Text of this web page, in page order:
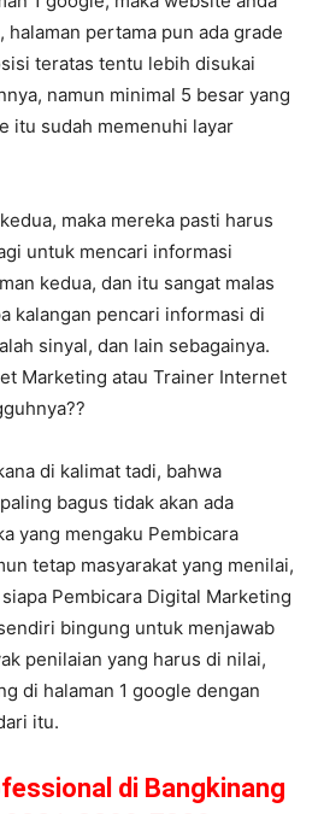
pertama pun ada grade
teratas tentu lebih disukai
namun minimal 5 besar yang
itu sudah memenuhi layar
maka mereka pasti harus
untuk mencari informasi
kedua, dan itu sangat malas
kalangan pencari informasi di
sinyal, dan lain sebagainya.
Marketing atau Trainer Internet
di kalimat tadi, bahwa
bagus tidak akan ada
yang mengaku Pembicara
tetap masyarakat yang menilai,
Pembicara Digital Marketing
bingung untuk menjawab
penilaian yang harus di nilai,
di halaman 1 google dengan
itu.
di Bangkinang